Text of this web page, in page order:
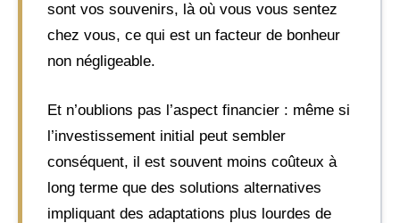
sont vos souvenirs, là où vous vous sentez
chez vous, ce qui est un facteur de bonheur
non négligeable.
Et n’oublions pas l’aspect financier : même si
l’investissement initial peut sembler
conséquent, il est souvent moins coûteux à
long terme que des solutions alternatives
impliquant des adaptations plus lourdes de